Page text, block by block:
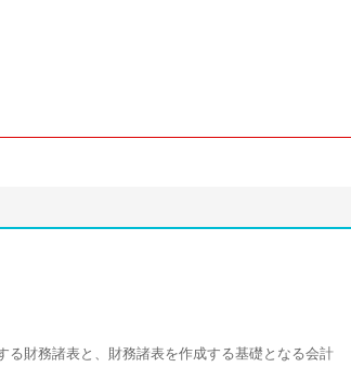
財務諸表と、財務諸表を作成する基礎となる会計